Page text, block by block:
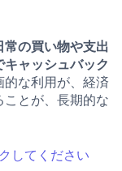
常の買い物や支出
ャッシュバック
的な利用が、経済
とが、長期的な
してください